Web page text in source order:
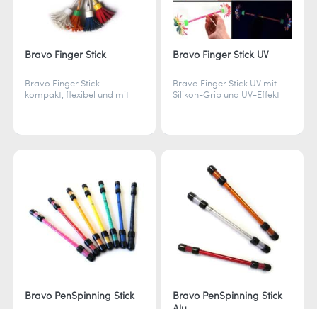
Bravo Finger Stick
Bravo Finger Stick –
kompakt, flexibel und mit
Bravo Finger Stick UV
Bravo Finger Stick UV mit
Silikon-Grip und UV-Effekt
Bravo PenSpinning Stick
Bravo PenSpinning Stick